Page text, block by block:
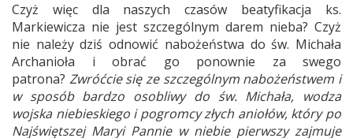
Czyż więc dla naszych czasów beatyfikacja ks.
Markiewicza nie jest szczególnym darem nieba? Czyż
nie należy dziś odnowić nabożeństwa do św. Michała
Archanioła i obrać go ponownie za swego
patrona? Zwróćcie się ze szczególnym nabożeństwem i
w sposób bardzo osobliwy do św. Michała, wodza
wojska niebieskiego i pogromcy złych aniołów, który po
Najświętszej Maryi Pannie w niebie pierwszy zajmuje